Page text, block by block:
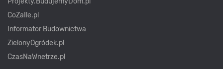
CoZaIle.pl
Informator Budownictwa
ZielonyOgródek.pl
CzasNaWnetrze.pl